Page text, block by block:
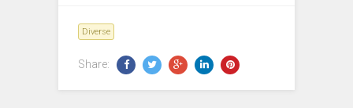
Diverse
Share: